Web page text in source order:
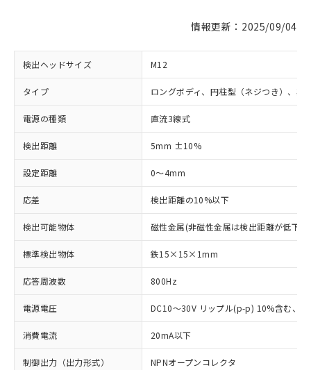
情報更新：2025/09/04
検出ヘッドサイズ M12
タイプ ロングボディ、円柱型（ネジつき）、非
電源の種類 直流3線式
検出距離 5mm ±10%
設定距離 0～4mm
応差 検出距離の10%以下
検出可能物体 磁性金属(非磁性金属は検出距離が低下し
標準検出物体 鉄15×15×1mm
応答周波数 800Hz
電源電圧 DC10～30V リップル(p-p) 10%含む、
消費電流 20mA以下
制御出力（出力形式） NPNオープンコレクタ